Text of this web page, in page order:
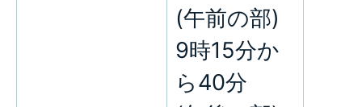
(午前の部)
9時15分か
ら40分